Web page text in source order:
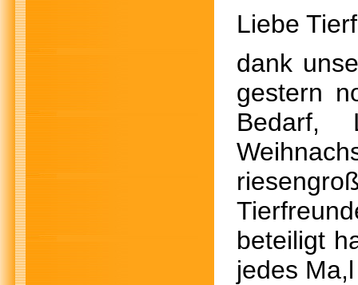
Liebe
dank
gestern
Bedarf,
beteiligt
jedes